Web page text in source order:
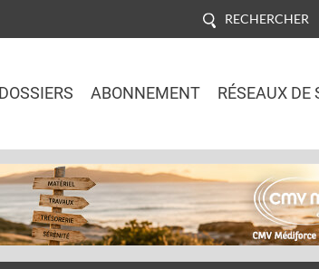
RECHERCHER
DOSSIERS ABONNEMENT RÉSEAUX DE